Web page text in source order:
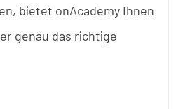
bietet onAcademy Ihnen
genau das richtige